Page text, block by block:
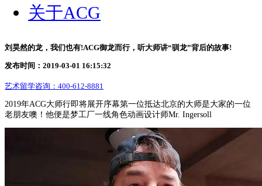
关于ACG
刘昊然的龙，我们也有!ACG御龙而行，听大师讲“驯龙”背后的故事!
发布时间：2019-03-01 16:15:32
艺术留学咨询： 400-612-8881
2019年ACG大师行即将展开序幕第一位抵达北京的大师是大家的一位
老朋友噢！他便是梦工厂一线角色动画设计师Mr. Ingersoll